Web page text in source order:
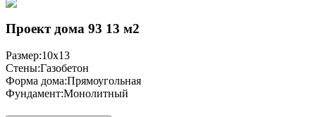
Проект дома 93 13 м2
Размер:10x13
Стены:Газобетон
Форма дома:Прямоугольная
Фундамент:Монолитный